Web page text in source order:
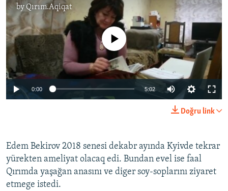
byQırım.Aqiqat
No media source currently available
0:00 5:02
Doğru link
Edem Bekirov 2018 senesi dekabr ayında Kyivde tekrar
yürekten ameliyat olacaq edi. Bundan evel ise faal
Qırımda yaşağan anasını ve diger soy-soplarını ziyaret
etmege istedi.